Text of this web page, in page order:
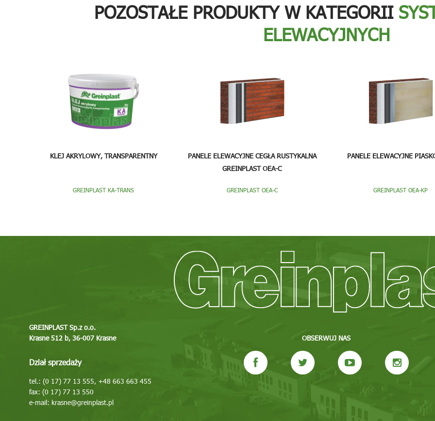
POZOSTAŁE PRODUKTY W KATEGORII
ELEWACYJNYCH
KLEJ AKRYLOWY, TRANSPARENTNY
GREINPLAST KA-TRANS
PANELE ELEWACYJNE CEGŁA RUSTYKALNA
GREINPLAST OEA-C
GREINPLAST OEA-C
PANELE ELEWACYJNE
GREINPLAST OEA-KP
GREINPLAST Sp.z o.o.
Krasne 512 b, 36-007 Krasne
Dział sprzedaży
tel.: (0 17) 77 13 555, +48 663 663 455
fax: (0 17) 77 13 550
e-mail: krasne@greinplast.pl
OBSERWUJ NAS